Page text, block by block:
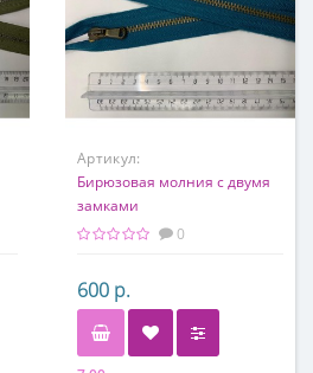
Артикул:
Бирюзовая молния с двумя
замками
0
600 р.